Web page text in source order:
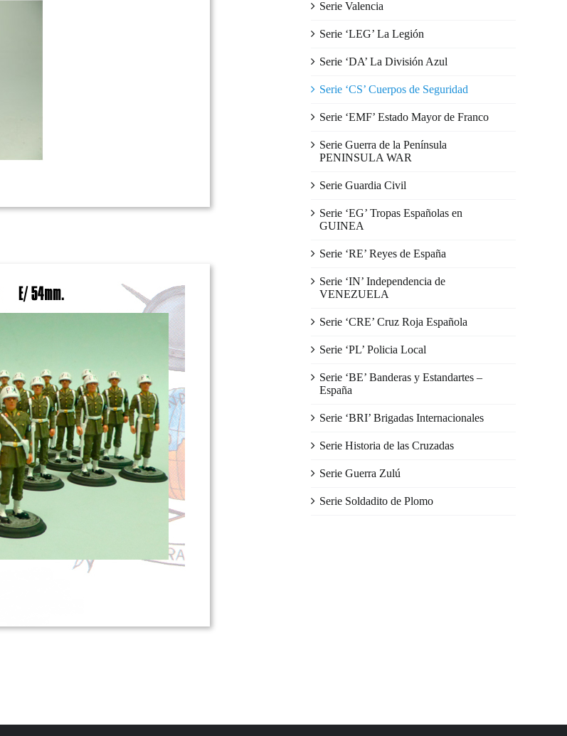
Serie Valencia
Serie ‘LEG’ La Legión
Serie ‘DA’ La División Azul
Serie ‘CS’ Cuerpos de Seguridad
Serie ‘EMF’ Estado Mayor de Franco
Serie Guerra de la Península
PENINSULA WAR
Serie Guardia Civil
Serie ‘EG’ Tropas Españolas en
GUINEA
Serie ‘RE’ Reyes de España
Serie ‘IN’ Independencia de
VENEZUELA
Serie ‘CRE’ Cruz Roja Española
Serie ‘PL’ Policia Local
Serie ‘BE’ Banderas y Estandartes –
España
Serie ‘BRI’ Brigadas Internacionales
Serie Historia de las Cruzadas
Serie Guerra Zulú
Serie Soldadito de Plomo